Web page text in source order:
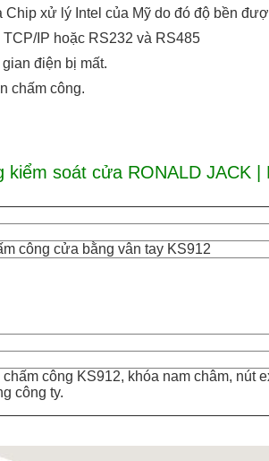
xử lý Intel của Mỹ do đó độ bền
IP hoặc RS232 và RS485
điện bị mất.
chấm công.
kiểm soát cửa RONALD JACK |
công cửa bằng vân tay KS912
chấm công KS912, khóa nam châm, nút
công ty.